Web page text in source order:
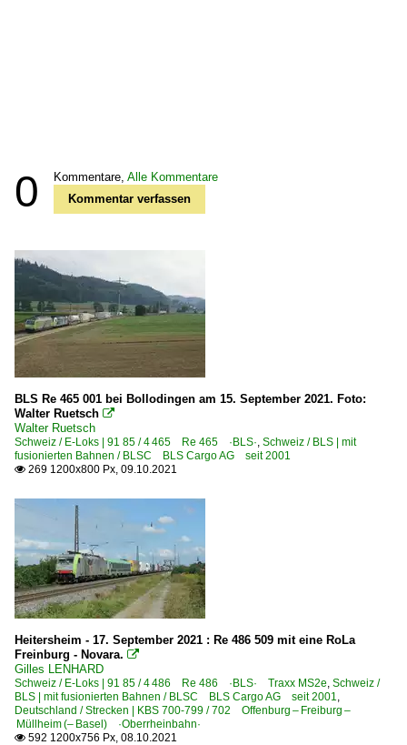
0 Kommentare, Alle Kommentare
Kommentar verfassen
BLS Re 465 001 bei Bollodingen am 15. September 2021. Foto:
Walter Ruetsch 
Walter Ruetsch
Schweiz / E-Loks | 91 85 / 4 465 Re 465 ·BLS·, Schweiz / BLS | mit
fusionierten Bahnen / BLSC BLS Cargo AG seit 2001
 269 1200x800 Px, 09.10.2021
Heitersheim - 17. September 2021 : Re 486 509 mit eine RoLa
Freinburg - Novara. 
Gilles LENHARD
Schweiz / E-Loks | 91 85 / 4 486 Re 486 ·BLS· Traxx MS2e, Schweiz /
BLS | mit fusionierten Bahnen / BLSC BLS Cargo AG seit 2001,
Deutschland / Strecken | KBS 700-799 / 702 Offenburg – Freiburg –
Müllheim (– Basel) ·Oberrheinbahn·
 592 1200x756 Px, 08.10.2021